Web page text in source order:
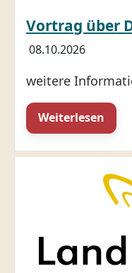
Vortrag über
08.10.2026
weitere
Weiterlesen